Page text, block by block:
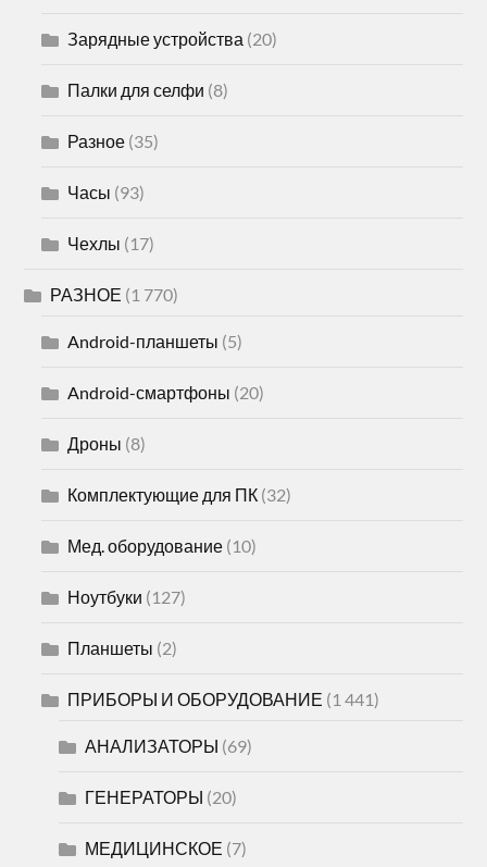
Зарядные устройства (20)
Палки для селфи (8)
Разное (35)
Часы (93)
Чехлы (17)
РАЗНОЕ (1 770)
Android-планшеты (5)
Android-смартфоны (20)
Дроны (8)
Комплектующие для ПК (32)
Мед. оборудование (10)
Ноутбуки (127)
Планшеты (2)
ПРИБОРЫ И ОБОРУДОВАНИЕ (1 441)
АНАЛИЗАТОРЫ (69)
ГЕНЕРАТОРЫ (20)
МЕДИЦИНСКОЕ (7)